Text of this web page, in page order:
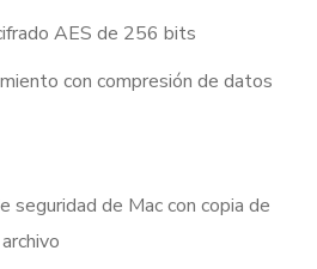
AES de 256 bits
con compresión de datos
seguridad de Mac con copia de